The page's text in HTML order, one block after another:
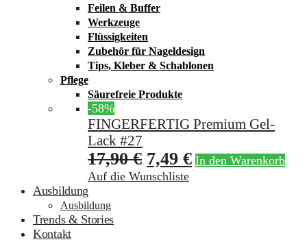
Feilen & Buffer
Werkzeuge
Flüssigkeiten
Zubehör für Nageldesign
Tips, Kleber & Schablonen
Pflege
Säurefreie Produkte
-58%
FINGERFERTIG Premium Gel-
Lack #27
17,90€ 7,49 € In den Warenkorb
Auf die Wunschliste
Ausbildung
Ausbildung
Trends & Stories
Kontakt